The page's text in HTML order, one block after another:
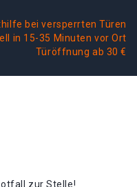
bei versperrten Türen
in 15-35 Minuten vor Ort
Türöffnung ab 30 €
zur Stelle!